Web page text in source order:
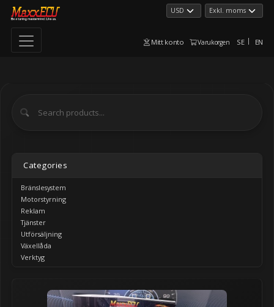
Mitt konto Varukorgen SE EN
Categories
Bränslesystem
Motorstyrning
Reklam
Tjänster
Utförsäljning
Växellåda
Verktyg